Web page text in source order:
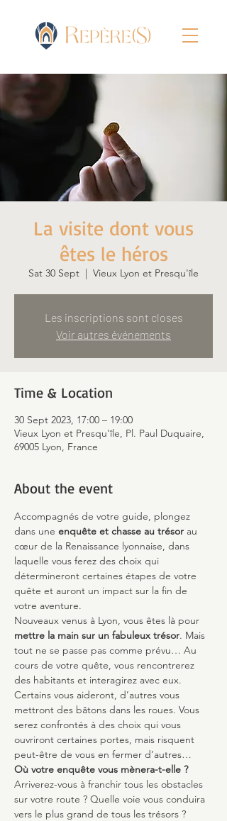
La visite dont vous
êtes le héros
Sat 30 Sept
  |
Vieux Lyon et Presqu'île
Les inscriptions sont closes
Voir autres événements
Time & Location
30 Sept 2023, 17:00 – 19:00
Vieux Lyon et Presqu'île, Pl. Paul Duquaire,
69005 Lyon, France
About the event
Accompagnés de votre guide, plongez
dans une enquête et chasse au trésor au
cœur de la Renaissance lyonnaise, dans
laquelle vous ferez des choix qui
détermineront certaines étapes de votre
quête et auront un impact sur la fin de
votre aventure.
Nouveaux venus à Lyon, vous êtes là pour
mettre la main sur un fabuleux trésor. Mais
tout ne se passe pas comme prévu… Au
cours de votre quête, vous rencontrerez
des habitants et interagirez avec eux.
Certains vous aideront, d’autres vous
mettront des bâtons dans les roues. Vous
serez confrontés à des choix qui vous
ouvriront certaines portes, mais risquent
peut-être de vous en fermer d’autres…
Où votre enquête vous mènera-t-elle ?
Arriverez-vous à franchir tous les obstacles
sur votre route ? Quelle voie vous conduira
vers le plus grand de tous les trésors ?